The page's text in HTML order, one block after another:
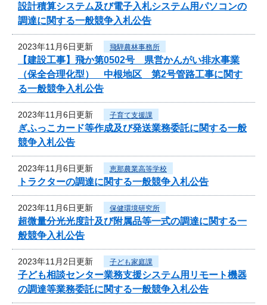
設計積算システム及び電子入札システム用パソコンの
調達に関する一般競争入札公告
2023年11月6日更新 飛騨農林事務所
【建設工事】飛か第0502号 県営かんがい排水事業
（保全合理化型） 中根地区 第2号管路工事に関す
る一般競争入札公告
2023年11月6日更新 子育て支援課
ぎふっこカード等作成及び発送業務委託に関する一般
競争入札公告
2023年11月6日更新 恵那農業高等学校
トラクターの調達に関する一般競争入札公告
2023年11月6日更新 保健環境研究所
超微量分光光度計及び附属品等一式の調達に関する一
般競争入札公告
2023年11月2日更新 子ども家庭課
子ども相談センター業務支援システム用リモート機器
の調達等業務委託に関する一般競争入札公告